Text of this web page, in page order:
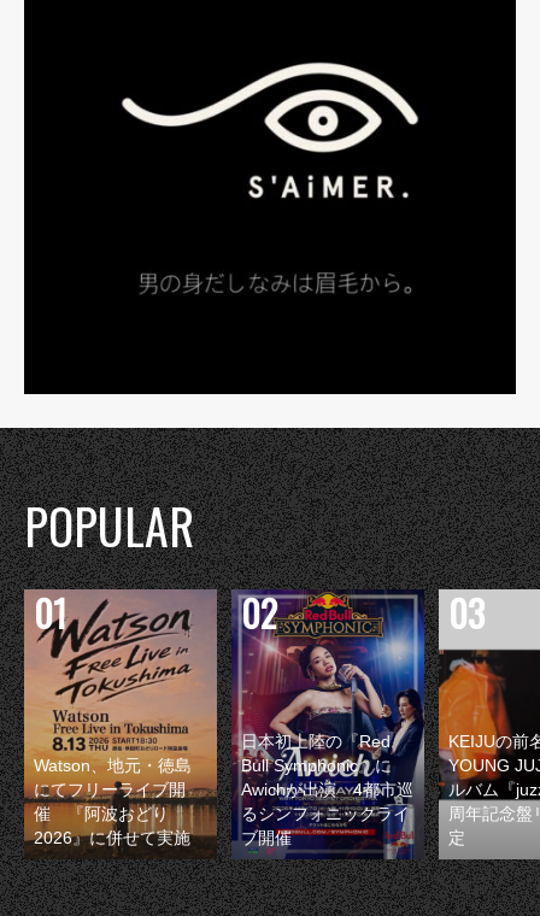
POPULAR
Watson、地元・徳島
にてフリーライブ開
催 『阿波おどり
2026』に併せて実施
日本初上陸の『Red
Bull Symphonic』に
Awichが出演 4都市巡
るシンフォニックライ
ブ開催
KEIJUの前
YOUNG
ルバム『
周年記念盤
定